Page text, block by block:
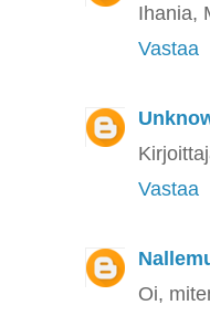
Ihania,
Vastaa
Vastaa
Oi,